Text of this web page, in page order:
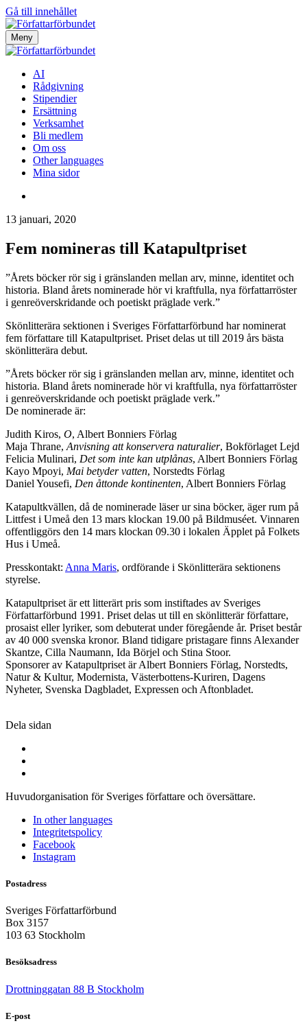
Gå till innehållet
Meny
AI
Rådgivning
Stipendier
Ersättning
Verksamhet
Bli medlem
Om oss
Other languages
Mina sidor
13 januari, 2020
Fem nomineras till Katapultpriset
”Årets böcker rör sig i gränslanden mellan arv, minne, identitet och
historia. Bland årets nominerade hör vi kraftfulla, nya författarröster
i genreöverskridande och poetiskt präglade verk.”
Skönlitterära sektionen i Sveriges Författarförbund har nominerat
fem författare till Katapultpriset. Priset delas ut till 2019 års bästa
skönlitterära debut.
”Årets böcker rör sig i gränslanden mellan arv, minne, identitet och
historia. Bland årets nominerade hör vi kraftfulla, nya författarröster
i genreöverskridande och poetiskt präglade verk.”
De nominerade är:
Judith Kiros, O, Albert Bonniers Förlag
Maja Thrane, Anvisning att konservera naturalier, Bokförlaget Lejd
Felicia Mulinari, Det som inte kan utplånas, Albert Bonniers Förlag
Kayo Mpoyi, Mai betyder vatten, Norstedts Förlag
Daniel Yousefi, Den åttonde kontinenten, Albert Bonniers Förlag
Katapultkvällen, då de nominerade läser ur sina böcker, äger rum på
Littfest i Umeå den 13 mars klockan 19.00 på Bildmuséet. Vinnaren
offentliggörs den 14 mars klockan 09.30 i lokalen Äpplet på Folkets
Hus i Umeå.
Presskontakt: Anna Maris, ordförande i Skönlitterära sektionens
styrelse.
Katapultpriset är ett litterärt pris som instiftades av Sveriges
Författarförbund 1991. Priset delas ut till en skönlitterär författare,
prosaist eller lyriker, som debuterat under föregående år. Priset består
av 40 000 svenska kronor. Bland tidigare pristagare finns Alexander
Skantze, Cilla Naumann, Ida Börjel och Stina Stoor.
Sponsorer av Katapultpriset är Albert Bonniers Förlag, Norstedts,
Natur & Kultur, Modernista, Västerbottens-Kuriren, Dagens
Nyheter, Svenska Dagbladet, Expressen och Aftonbladet.
Dela sidan
Huvudorganisation för Sveriges författare och översättare.
In other languages
Integritetspolicy
Facebook
Instagram
Postadress
Sveriges Författarförbund
Box 3157
103 63 Stockholm
Besöksadress
Drottninggatan 88 B Stockholm
E-post